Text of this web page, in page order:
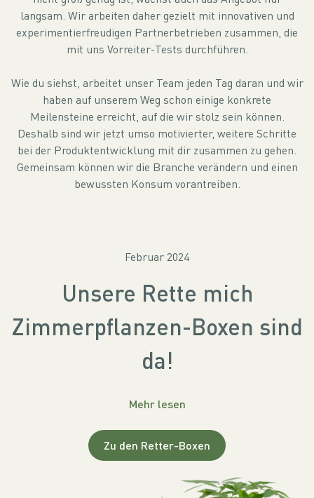
langsam. Wir arbeiten daher gezielt mit innovativen und
experimentierfreudigen Partnerbetrieben zusammen, die
mit uns Vorreiter-Tests durchführen.
Wie du siehst, arbeitet unser Team jeden Tag daran und wir
haben auf unserem Weg schon einige konkrete
Meilensteine erreicht, auf die wir stolz sein können.
Deshalb sind wir jetzt umso motivierter, weitere Schritte
bei der Produktentwicklung mit dir zusammen zu gehen.
Gemeinsam können wir die Branche verändern und einen
bewussten Konsum vorantreiben.
Februar 2024
Unsere Rette mich
Zimmerpflanzen-Boxen sind
da!
Mehr lesen
Zu den Retter-Boxen